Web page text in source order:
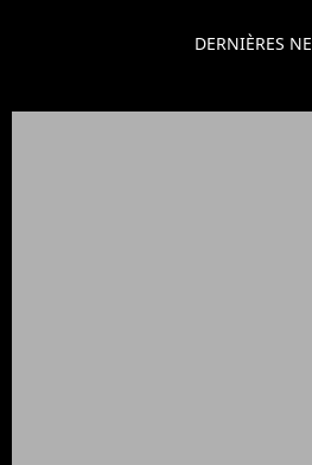
DERNIÈRES